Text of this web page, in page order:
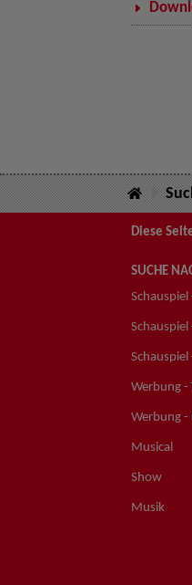
Diese
SUCHE
Werbung -
Werbung -
Musical
Show
Musik